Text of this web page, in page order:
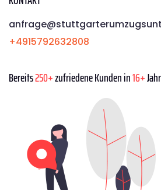
+4915792632808
Bereits250+zufriedene Kunden in16+